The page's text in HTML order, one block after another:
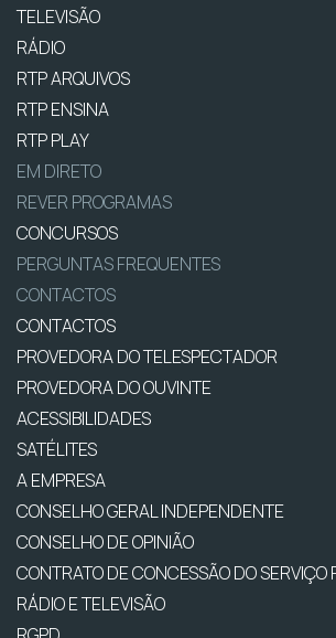
TELEVISÃO
RÁDIO
RTP ARQUIVOS
RTP ENSINA
RTP PLAY
EM DIRETO
REVER PROGRAMAS
CONCURSOS
PERGUNTAS FREQUENTES
CONTACTOS
CONTACTOS
PROVEDORA DO TELESPECTADOR
PROVEDORA DO OUVINTE
ACESSIBILIDADES
SATÉLITES
A EMPRESA
CONSELHO GERAL INDEPENDENTE
CONSELHO DE OPINIÃO
CONTRATO DE CONCESSÃO DO SERVIÇO
RÁDIO E TELEVISÃO